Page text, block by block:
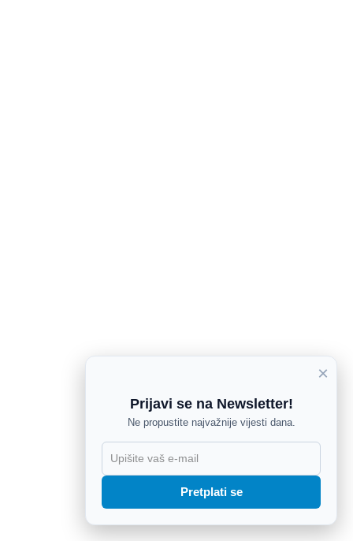
×
Prijavi se na Newsletter!
Ne propustite najvažnije vijesti dana.
Pretplati se